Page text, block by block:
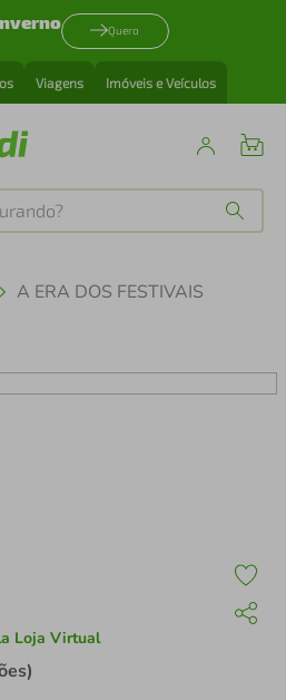
Quero
Viagens Imóveis e Veículos
A ERA DOS FESTIVAIS
Loja Virtual